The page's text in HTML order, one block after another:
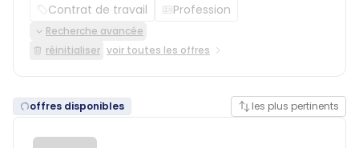
Contrat de travail Profession
Recherche avancée
réinitialiser voir toutes les offres
offres disponibles les plus pertinents